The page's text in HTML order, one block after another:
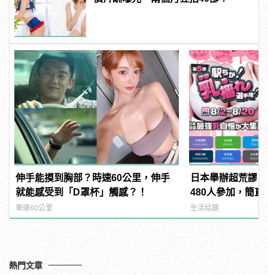
伸手能摸到胸部？時速60公里，伸手
就能感受到「D罩杯」觸感？！
車速60公里
日本舉辦超荒謬
480人參加，簡直
manfashion這樣
生活話題
熱門文章